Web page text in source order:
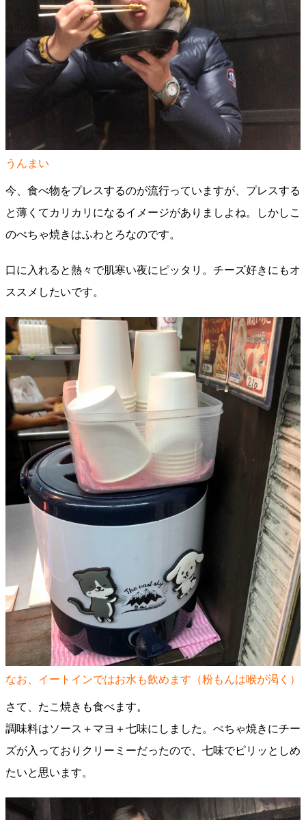
うんまい
今、食べ物をプレスするのが流行っていますが、プレスする
と薄くてカリカリになるイメージがありましよね。しかしこ
のぺちゃ焼きはふわとろなのです。
口に入れると熱々で肌寒い夜にピッタリ。チーズ好きにもオ
ススメしたいです。
なお、イートインではお水も飲めます（粉もんは喉が渇く）
さて、たこ焼きも食べます。
調味料はソース＋マヨ＋七味にしました。ぺちゃ焼きにチー
ズが入っておりクリーミーだったので、七味でピリッとしめ
たいと思います。